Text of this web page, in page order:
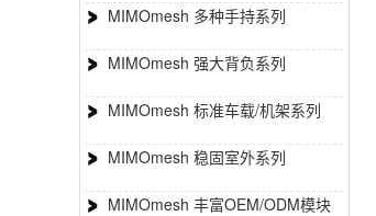
MIMOmesh 多种手持系列
MIMOmesh 强大背负系列
MIMOmesh 标准车载/机架系列
MIMOmesh 稳固室外系列
MIMOmesh 丰富OEM/ODM模块